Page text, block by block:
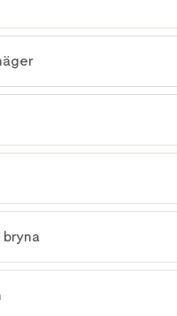
bryna